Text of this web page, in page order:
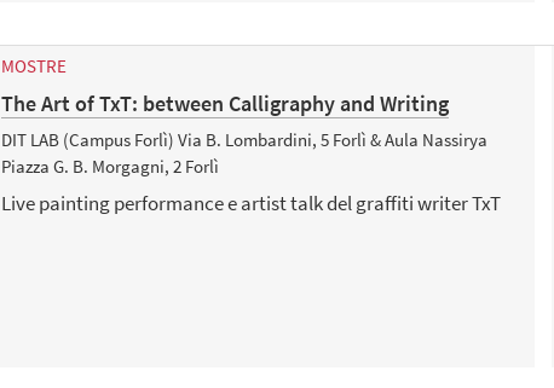
MOSTRE
The Art of TxT: between Calligraphy and Writing
DIT LAB (Campus Forlì) Via B. Lombardini, 5 Forlì & Aula Nassirya
Piazza G. B. Morgagni, 2 Forlì
Live painting performance e artist talk del graffiti writer TxT